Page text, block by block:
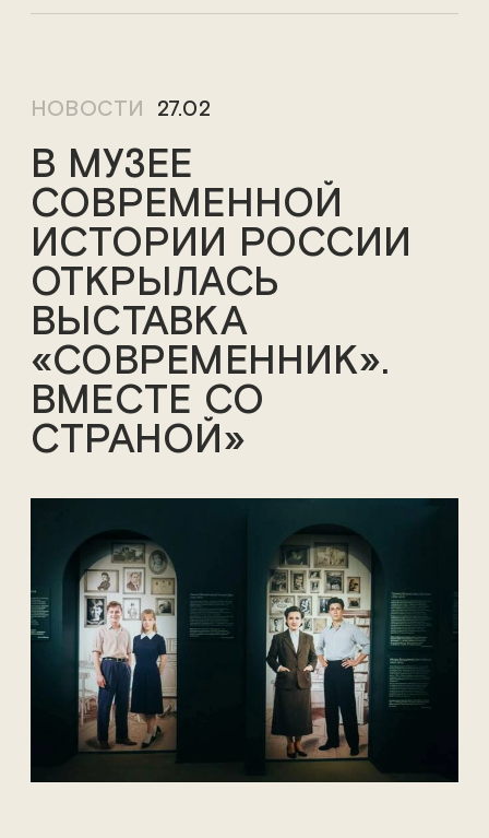
НОВОСТИ 27.02
В МУЗЕЕ
СОВРЕМЕННОЙ
ИСТОРИИ РОССИИ
ОТКРЫЛАСЬ
ВЫСТАВКА
«СОВРЕМЕННИК».
ВМЕСТЕ СО
СТРАНОЙ»